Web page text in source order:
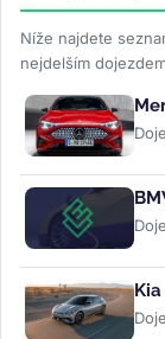
Níže najdete
nejdelším